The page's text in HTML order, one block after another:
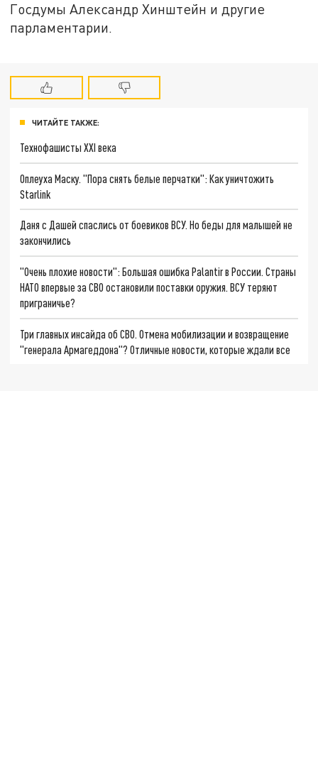
Госдумы Александр Хинштейн и другие
парламентарии.
ЧИТАЙТЕ ТАКЖЕ:
Технофашисты XXI века
Оплеуха Маску. "Пора снять белые перчатки": Как уничтожить
Starlink
Даня с Дашей спаслись от боевиков ВСУ. Но беды для малышей не
закончились
"Очень плохие новости": Большая ошибка Palantir в России. Страны
НАТО впервые за СВО остановили поставки оружия. ВСУ теряют
приграничье?
Три главных инсайда об СВО. Отмена мобилизации и возвращение
"генерала Армагеддона"? Отличные новости, которые ждали все